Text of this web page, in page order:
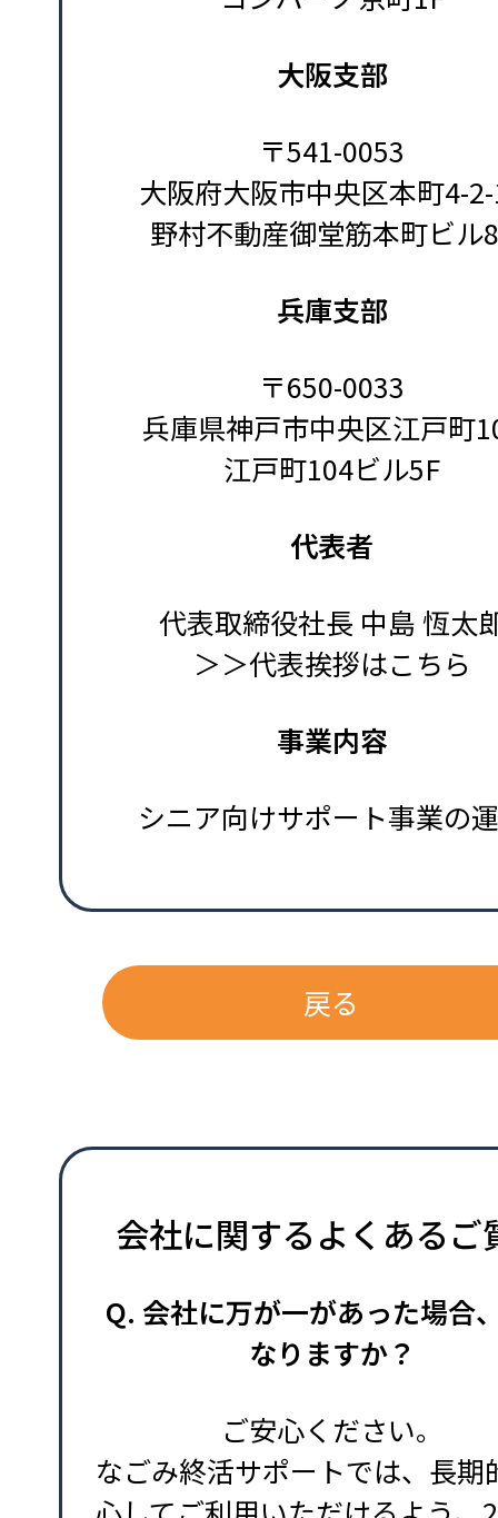
大阪支部
〒541-0053
大阪府大阪市中央区本町4-
野村不動産御堂筋本町ビル
兵庫支部
〒650-0033
兵庫県神戸市中央区江戸町
江戸町104ビル5F
代表者
代表取締役社長 中島 恆太
＞＞代表挨拶はこちら
事業内容
シニア向けサポート事業の
戻る
会社に関するよくあるご
Q. 会社に万が一があった場合
なりますか？
ご安心ください。
なごみ終活サポートでは、長期